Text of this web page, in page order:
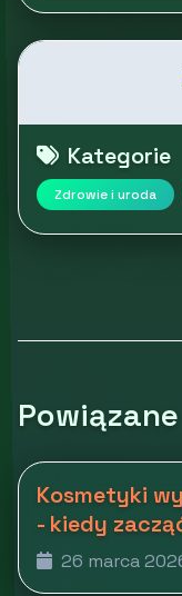
Kategorie
Zdrowie i uroda
Kosmetyki
- kiedy
26 marca